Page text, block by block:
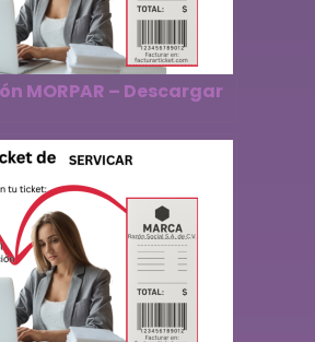
MORPAR – Descargar